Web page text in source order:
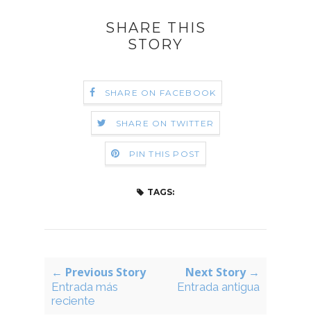
SHARE THIS
STORY
SHARE ON FACEBOOK
SHARE ON TWITTER
PIN THIS POST
TAGS:
← Previous Story
Entrada más
reciente
Next Story →
Entrada antigua